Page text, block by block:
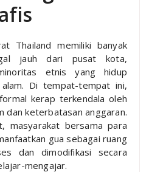
Thailand memiliki banyak
jauh dari pusat kota,
etnis yang hidup
Di tempat-tempat ini,
kerap terkendala oleh
dan keterbatasan anggaran.
masyarakat bersama para
gua sebagai ruang
dan dimodifikasi secara
mengajar.